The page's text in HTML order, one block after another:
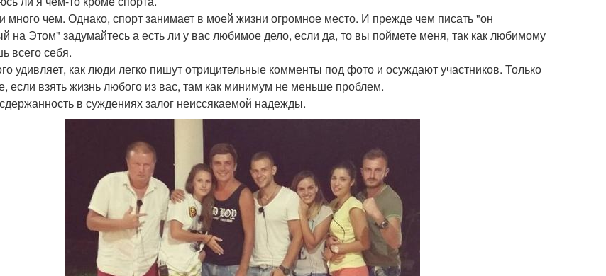
много чем. Однако, спорт занимает в моей жизни огромное место. И прежде чем писать "он
на Этом" задумайтесь а есть ли у вас любимое дело, если да, то вы поймете меня, так как любимому
всего себя.
удивляет, как люди легко пишут отрицительные комменты под фото и осуждают участников. Только
если взять жизнь любого из вас, там как минимум не меньше проблем.
в суждениях залог неиссякаемой надежды.